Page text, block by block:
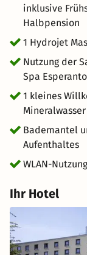
inklusive
Halbpension
1 Hydrojet
Nutzung der
Spa Esperanto
1 kleines
Bademantel
Aufenthaltes
WLAN-
Ihr Hotel